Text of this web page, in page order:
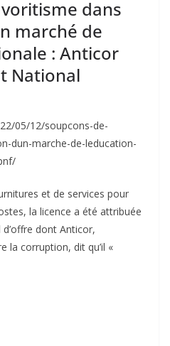
dans
marché de
: Anticor
National
05/12/soupcons-de-
dun-marche-de-leducation-
et de services pour
la licence a été attribuée
dont Anticor,
la corruption, dit qu’il «